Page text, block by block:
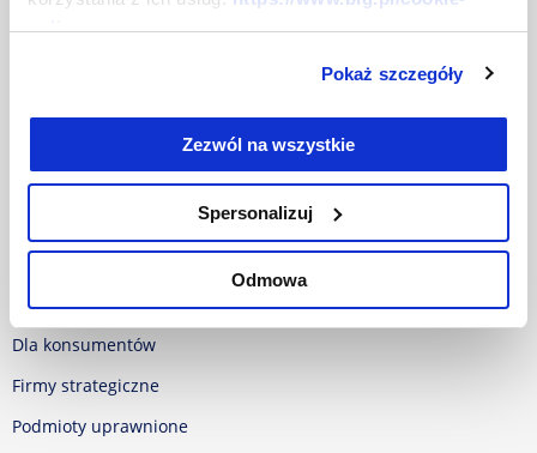
policy
Pokaż szczegóły
Zezwól na wszystkie
Spersonalizuj
Odmowa
Dokumenty
Polityka w sprawie Cookies
Dla samorządu
Dla konsumentów
Firmy strategiczne
Podmioty uprawnione